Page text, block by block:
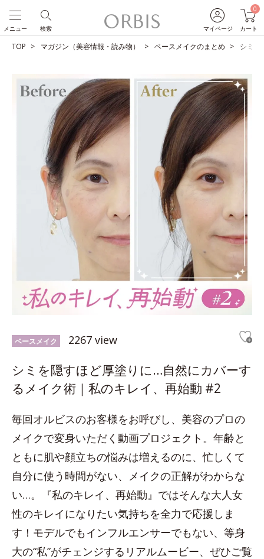
マイページ
0
カート
検索
メニュー
TOP マガジン（美容情報・読み物） ベースメイクのまとめ シミを
ベースメイク 2267 view
シミを隠すほど厚塗りに…自然にカバーす
るメイク術｜私のキレイ、再始動 #2
毎回オルビスのお客様をお呼びし、美容のプロの
メイクで変身いただく動画プロジェクト。年齢と
ともに肌や顔立ちの悩みは増えるのに、忙しくて
自分に使う時間がない、メイクの正解がわからな
い…。『私のキレイ、再始動』ではそんな大人女
性のキレイになりたい気持ちを全力で応援しま
す！モデルでもインフルエンサーでもない、等身
大の“私”がチェンジするリアルムービー、ぜひご覧